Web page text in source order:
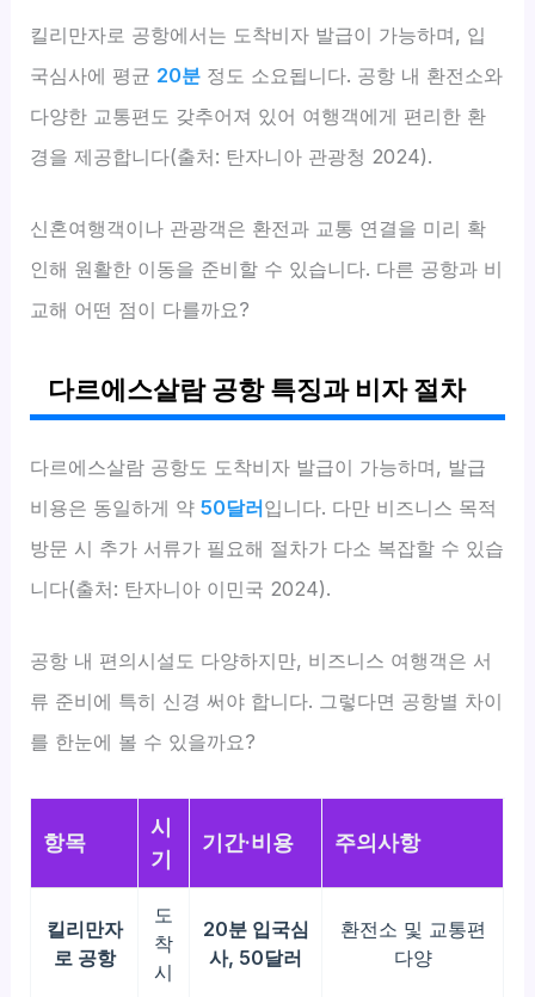
킬리만자로 공항에서는 도착비자 발급이 가능하며, 입
국심사에 평균 20분 정도 소요됩니다. 공항 내 환전소와
다양한 교통편도 갖추어져 있어 여행객에게 편리한 환
경을 제공합니다(출처: 탄자니아 관광청 2024).
신혼여행객이나 관광객은 환전과 교통 연결을 미리 확
인해 원활한 이동을 준비할 수 있습니다. 다른 공항과 비
교해 어떤 점이 다를까요?
다르에스살람 공항 특징과 비자 절차
다르에스살람 공항도 도착비자 발급이 가능하며, 발급
비용은 동일하게 약50달러입니다. 다만 비즈니스 목적
방문 시 추가 서류가 필요해 절차가 다소 복잡할 수 있습
니다(출처: 탄자니아 이민국 2024).
공항 내 편의시설도 다양하지만, 비즈니스 여행객은 서
류 준비에 특히 신경 써야 합니다. 그렇다면 공항별 차이
를 한눈에 볼 수 있을까요?
항목
시
기
기간·비용 주의사항
킬리만자
로 공항
도
착
시
20분 입국심
사, 50달러
환전소 및 교통편
다양